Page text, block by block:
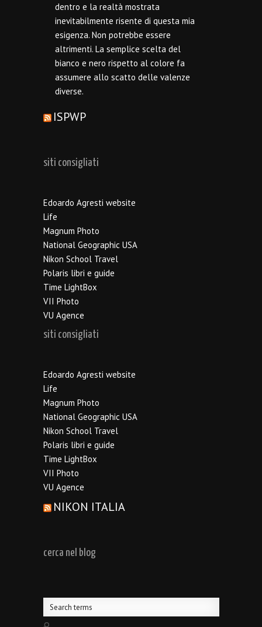
dentro e la realtà mostrata
inevitabilmente risente di questa mia
esigenza. Non potrebbe essere
altrimenti. La semplice scelta del
bianco e nero rispetto al colore fa
assumere allo scatto delle valenze
diverse.
ISPWP
siti consigliati
Edoardo Agresti website
Life
Magnum Photo
National Geographic USA
Nikon School Travel
Polaris libri e guide
Time LightBox
VII Photo
VU Agence
siti consigliati
Edoardo Agresti website
Life
Magnum Photo
National Geographic USA
Nikon School Travel
Polaris libri e guide
Time LightBox
VII Photo
VU Agence
NIKON ITALIA
cerca nel blog